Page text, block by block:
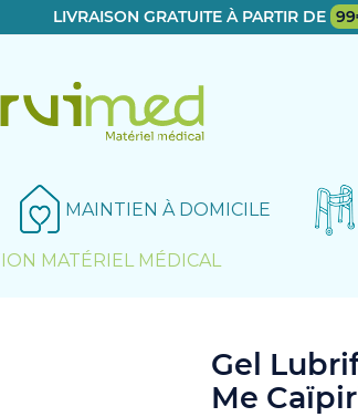
LIVRAISON GRATUITE À PARTIR DE
MAINTIEN À DOMICILE
MATÉRIEL MÉDICAL
Gel
Me